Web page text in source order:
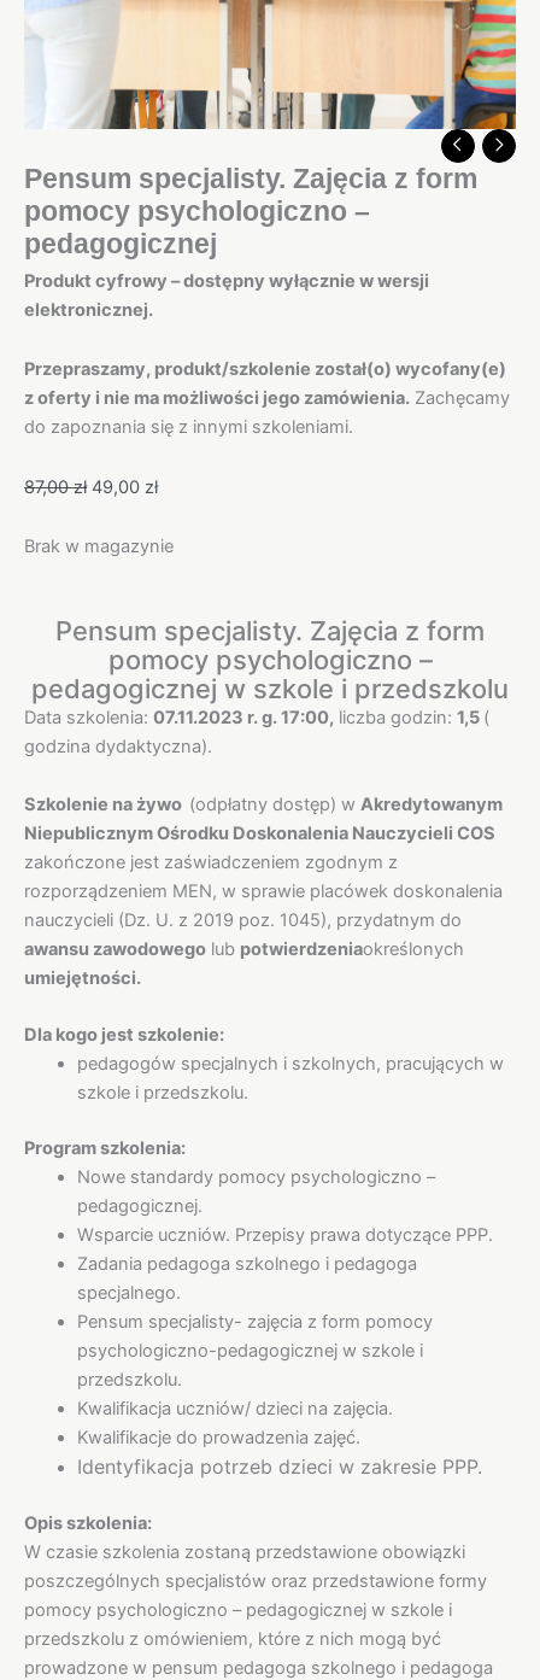
Pensum specjalisty. Zajęcia z form
pomocy psychologiczno –
pedagogicznej
Produkt cyfrowy – dostępny wyłącznie w wersji
elektronicznej.
Przepraszamy, produkt/szkolenie został(o) wycofany(e)
z oferty i nie ma możliwości jego zamówienia. Zachęcamy
do zapoznania się z innymi szkoleniami.
87,00zł 49,00 zł
Brak w magazynie
Pensum specjalisty. Zajęcia z form
pomocy psychologiczno –
pedagogicznej w szkole i przedszkolu
Data szkolenia: 07.11.2023 r. g. 17:00, liczba godzin: 1,5 (
godzina dydaktyczna).
Szkolenie na żywo (odpłatny dostęp) w Akredytowanym
Niepublicznym Ośrodku Doskonalenia Nauczycieli COS
zakończone jest zaświadczeniem zgodnym z
rozporządzeniem MEN, w sprawie placówek doskonalenia
nauczycieli (Dz. U. z 2019 poz. 1045), przydatnym do
awansu zawodowego lub potwierdzeniaokreślonych
umiejętności.
Dla kogo jest szkolenie:
pedagogów specjalnych i szkolnych, pracujących w
szkole i przedszkolu.
Program szkolenia:
Nowe standardy pomocy psychologiczno –
pedagogicznej.
Wsparcie uczniów. Przepisy prawa dotyczące PPP.
Zadania pedagoga szkolnego i pedagoga
specjalnego.
Pensum specjalisty- zajęcia z form pomocy
psychologiczno-pedagogicznej w szkole i
przedszkolu.
Kwalifikacja uczniów/ dzieci na zajęcia.
Kwalifikacje do prowadzenia zajęć.
Identyfikacja potrzeb dzieci w zakresie PPP.
Opis szkolenia:
W czasie szkolenia zostaną przedstawione obowiązki
poszczególnych specjalistów oraz przedstawione formy
pomocy psychologiczno – pedagogicznej w szkole i
przedszkolu z omówieniem, które z nich mogą być
prowadzone w pensum pedagoga szkolnego i pedagoga